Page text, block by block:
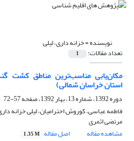
نویسنده =خزانه داری، لیلی
تعداد مقالات: 1
مکان‌یابی مناسب‌ترین مناطق کشت
استان خراسان شمالی)
دوره 1392، شماره 13، بهار 1392، صفحه
57-72
فاطمه عباسی، کوروش احترامیان، لیلی خزانه
مرتضی اثمری
مشاهده مقاله
اصل مقاله 1.35 M